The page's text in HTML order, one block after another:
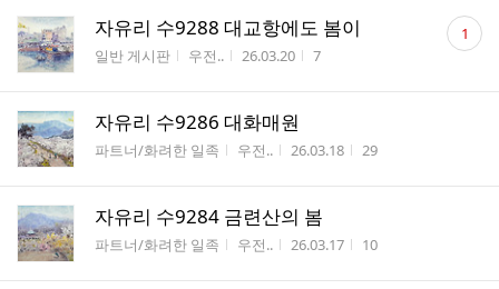
자유리 수9288 대교항에도 봄이
게시판명
일반 게시판 작성자
우전.. 작성시간
26.03.20 조회수
7
댓
글 1
자유리 수9286 대화매원
게시판명
파트너/화려한 일족 작성자
우전.. 작성시간
26.03.18 조회수
29
자유리 수9284 금련산의 봄
게시판명
파트너/화려한 일족 작성자
우전.. 작성시간
26.03.17 조회수
10